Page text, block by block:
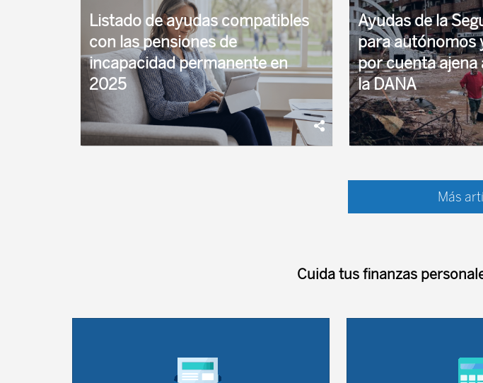
Listado de ayudas compatibles
con las pensiones de
incapacidad permanente en
2025
Ayudas de la
para autónomos
por cuenta
la DANA
Además, se pagará un
extraordinario adicional
perceptores del Ingreso
Más
Cuida tus finanzas